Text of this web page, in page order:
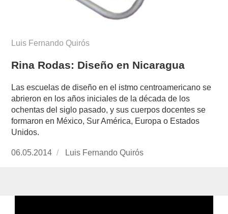
Luis Fernando Quirós
Rina Rodas: Diseño en Nicaragua
Las escuelas de diseño en el istmo centroamericano se
abrieron en los años iniciales de la década de los
ochentas del siglo pasado, y sus cuerpos docentes se
formaron en México, Sur América, Europa o Estados
Unidos.
Publicado
06.05.2014
https://www.experimenta.es/author/luis-
Luis Fernando Quirós